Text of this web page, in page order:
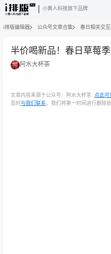
小黄人科技旗下品牌
i排版编辑器 公众号文章合集 春日相关交互
半价喝新品！春日草莓
阿水大杯茶
文章内容来源于公众号：阿水大杯茶 点此可
及时与我们联系 ，我们将第一时间进行删除处